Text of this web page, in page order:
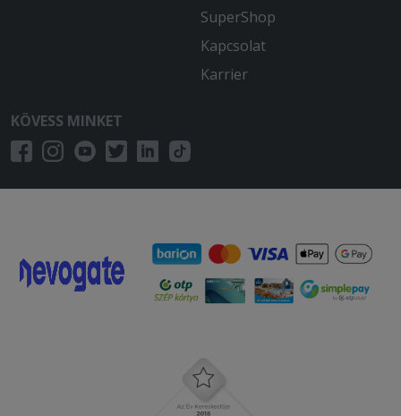
SuperShop
Kapcsolat
Karrier
KÖVESS MINKET